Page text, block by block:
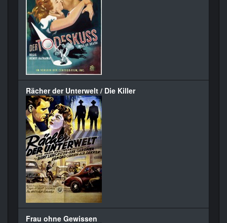
Rächer der Unterwelt / Die Killer
Frau ohne Gewissen